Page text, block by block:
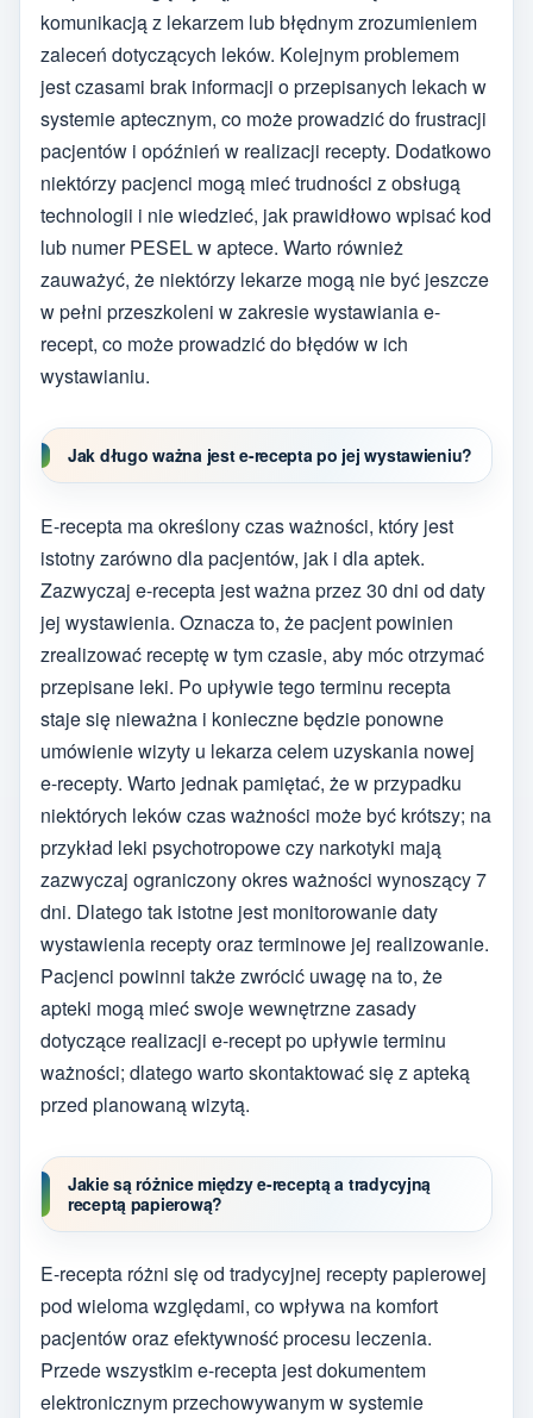
komunikacją z lekarzem lub błędnym zrozumieniem
zaleceń dotyczących leków. Kolejnym problemem
jest czasami brak informacji o przepisanych lekach w
systemie aptecznym, co może prowadzić do frustracji
pacjentów i opóźnień w realizacji recepty. Dodatkowo
niektórzy pacjenci mogą mieć trudności z obsługą
technologii i nie wiedzieć, jak prawidłowo wpisać kod
lub numer PESEL w aptece. Warto również
zauważyć, że niektórzy lekarze mogą nie być jeszcze
w pełni przeszkoleni w zakresie wystawiania e-
recept, co może prowadzić do błędów w ich
wystawianiu.
Jak długo ważna jest e-recepta po jej wystawieniu?
E-recepta ma określony czas ważności, który jest
istotny zarówno dla pacjentów, jak i dla aptek.
Zazwyczaj e-recepta jest ważna przez 30 dni od daty
jej wystawienia. Oznacza to, że pacjent powinien
zrealizować receptę w tym czasie, aby móc otrzymać
przepisane leki. Po upływie tego terminu recepta
staje się nieważna i konieczne będzie ponowne
umówienie wizyty u lekarza celem uzyskania nowej
e-recepty. Warto jednak pamiętać, że w przypadku
niektórych leków czas ważności może być krótszy; na
przykład leki psychotropowe czy narkotyki mają
zazwyczaj ograniczony okres ważności wynoszący 7
dni. Dlatego tak istotne jest monitorowanie daty
wystawienia recepty oraz terminowe jej realizowanie.
Pacjenci powinni także zwrócić uwagę na to, że
apteki mogą mieć swoje wewnętrzne zasady
dotyczące realizacji e-recept po upływie terminu
ważności; dlatego warto skontaktować się z apteką
przed planowaną wizytą.
Jakie są różnice między e-receptą a tradycyjną
receptą papierową?
E-recepta różni się od tradycyjnej recepty papierowej
pod wieloma względami, co wpływa na komfort
pacjentów oraz efektywność procesu leczenia.
Przede wszystkim e-recepta jest dokumentem
elektronicznym przechowywanym w systemie